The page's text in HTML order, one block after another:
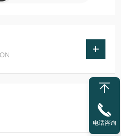
电话咨询